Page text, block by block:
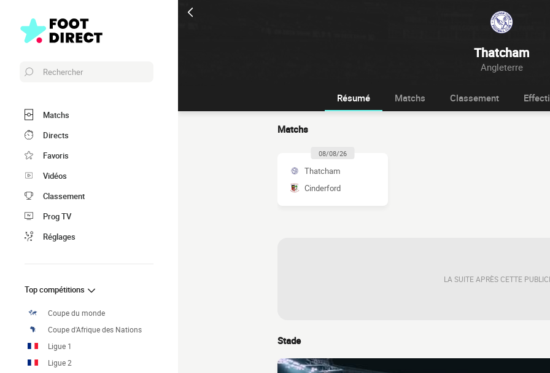
Thatcham
Angleterre
Rechercher
Matchs
Directs
Favoris
Vidéos
Classement
Prog TV
Réglages
Top compétitions
Coupe du monde
Coupe d'Afrique des Nations
Ligue 1
Ligue 2
Résumé Matchs Classement
Matchs
08/08/26
Thatcham
Cinderford
LA SUITE APRÈS CETTE
Stade